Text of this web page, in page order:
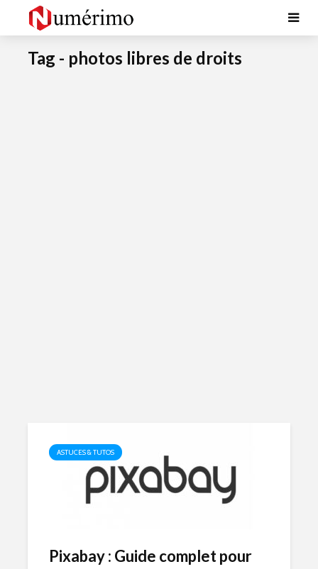
Tag - photos libres de droits
ASTUCES & TUTOS
Pixabay : Guide complet pour